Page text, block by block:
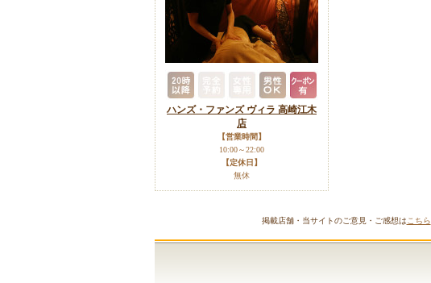
ハンズ・ファンズ ヴィラ 高崎江木
店
【営業時間】
10:00～22:00
【定休日】
無休
掲載店舗・当サイトのご意見・ご感想は こちら